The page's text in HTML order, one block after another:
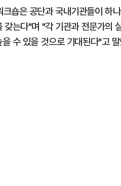
숍은 공단과 국내기관들이 하
는다"며 "각 기관과 전문가의
수 있을 것으로 기대된다"고